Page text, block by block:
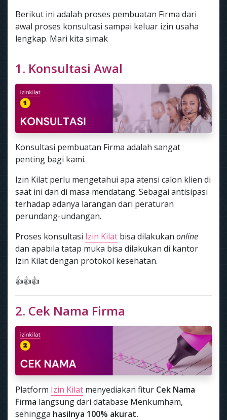
Berikut ini adalah proses pembuatan Firma dari
awal proses konsultasi sampai keluar izin usaha
lengkap. Mari kita simak
1. Konsultasi Awal
Konsultasi pembuatan Firma adalah sangat
penting bagi kami.
Izin Kilat perlu mengetahui apa atensi calon klien di
saat ini dan di masa mendatang. Sebagai antisipasi
terhadap adanya larangan dari peraturan
perundang-undangan.
Proses konsultasi Izin Kilat bisa dilakukan online
dan apabila tatap muka bisa dilakukan di kantor
Izin Kilat dengan protokol kesehatan.
👍👍👍
2. Cek Nama Firma
Platform Izin Kilat menyediakan fitur Cek Nama
Firma langsung dari database Menkumham,
sehingga hasilnya 100% akurat.